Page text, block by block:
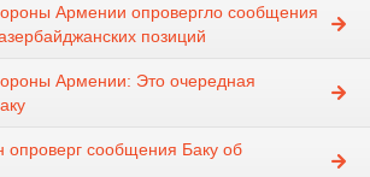
Армении опровергло сообщения
позиций
Армении: Это очередная
сообщения Баку об